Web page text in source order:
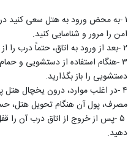
۱-به محض ورود به هتل سعی کنید
امن را مرور و شناسایی کنید.
۲-بعد از ورود به اتاق، حتماً درب را
۳-هنگام استفاده از دستشویی و
دستشویی را باز بگذارید.
۴-در اغلب موارد، درون یخچال
مصرف، پول آن هنگام تحویل هتل،
۵-پس از خروج از اتاق درب آن را
دهید.